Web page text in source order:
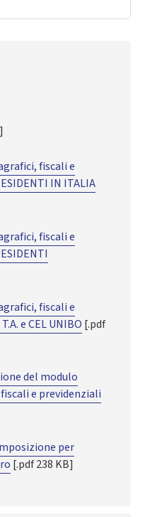
fiscali e
IN ITALIA
fiscali e
fiscali e
e CEL UNIBO [.pdf
del modulo
e previdenziali
per
[.pdf 238 KB]